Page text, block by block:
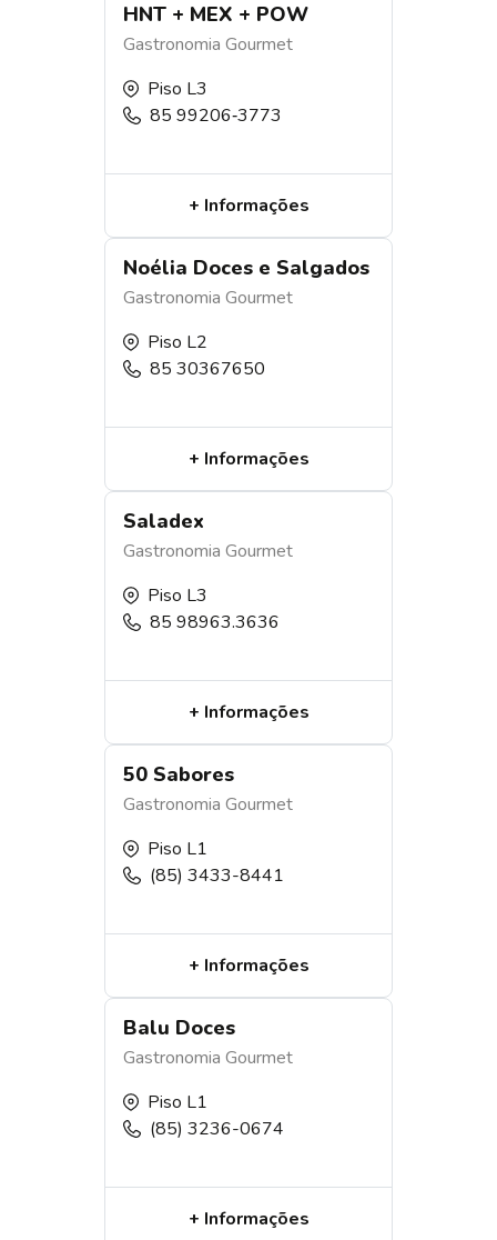
HNT + MEX + POW
Gastronomia Gourmet
Piso L3
‪85 99206‑3773
+ Informações
Noélia Doces e Salgados
Gastronomia Gourmet
Piso L2
85 30367650
+ Informações
Saladex
Gastronomia Gourmet
Piso L3
85 98963.3636
+ Informações
50 Sabores
Gastronomia Gourmet
Piso L1
(85) 3433-8441
+ Informações
Balu Doces
Gastronomia Gourmet
Piso L1
(85) 3236-0674
+ Informações